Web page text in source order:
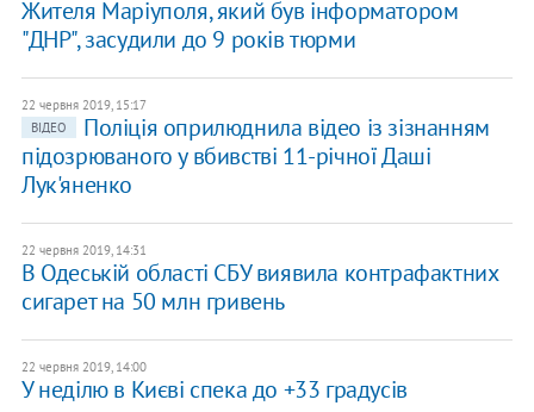
Жителя Маріуполя, який був інформатором
"ДНР", засудили до 9 років тюрми
22 червня 2019, 15:17
ВІДЕО
Поліція оприлюднила відео із зізнанням
підозрюваного у вбивстві 11-річної Даші
Лук'яненко
22 червня 2019, 14:31
В Одеській області СБУ виявила контрафактних
сигарет на 50 млн гривень
22 червня 2019, 14:00
У неділю в Києві спека до +33 градусів